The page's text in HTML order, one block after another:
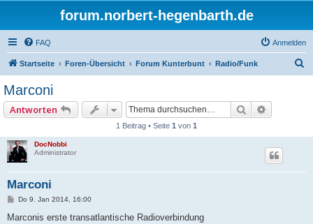
forum.norbert-hegenbarth.de
FAQ Anmelden
Startseite Foren-Übersicht Forum Kunterbunt Radio/Funk
Marconi
Antworten Suche
1 Beitrag • Seite 1 von 1
DocNobbi
Administrator
Marconi
B
i
Do 9. Jan 2014, 16:00
Marconis erste transatlantische Radioverbindung